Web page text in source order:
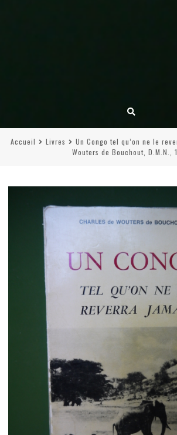
Accueil Livres
Un Congo tel qu’on ne le
Wouters de Bouchout, D.M.N.,